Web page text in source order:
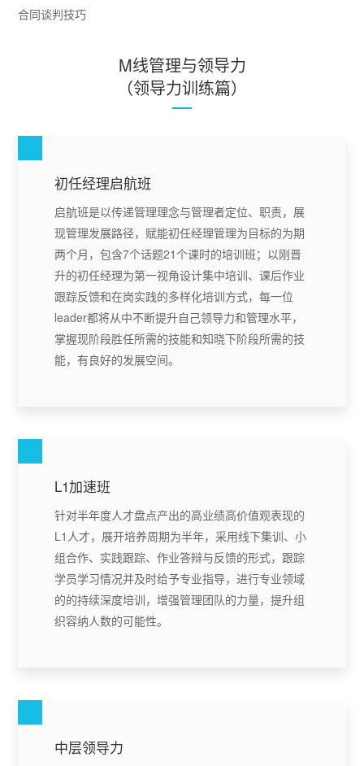
合同谈判技巧
M线管理与领导力
（领导力训练篇）
初任经理启航班
启航班是以传递管理理念与管理者定位、职责，展
现管理发展路径，赋能初任经理管理为目标的为期
两个月，包含7个话题21个课时的培训班；以刚晋
升的初任经理为第一视角设计集中培训、课后作业
跟踪反馈和在岗实践的多样化培训方式，每一位
leader都将从中不断提升自己领导力和管理水平，
掌握现阶段胜任所需的技能和知晓下阶段所需的技
能，有良好的发展空间。
L1加速班
针对半年度人才盘点产出的高业绩高价值观表现的
L1人才，展开培养周期为半年，采用线下集训、小
组合作、实践跟踪、作业答辩与反馈的形式，跟踪
学员学习情况并及时给予专业指导，进行专业领域
的的持续深度培训，增强管理团队的力量，提升组
织容纳人数的可能性。
中层领导力